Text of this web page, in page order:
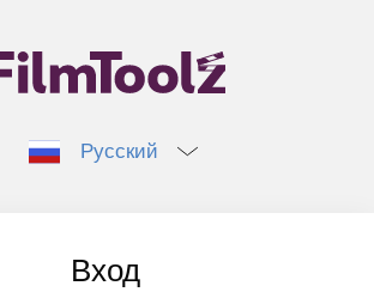
Русский
Вход